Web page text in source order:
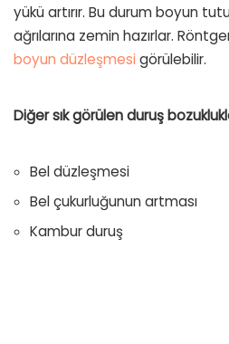
yükü artırır. Bu durum boyun
ağrılarına zemin hazırlar.
boyun düzleşmesi görülebilir.
Diğer sık görülen duruş
Bel düzleşmesi
Bel çukurluğunun artması
Kambur duruş